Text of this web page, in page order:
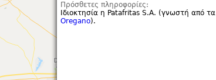
Πρόσθετες πληροφορίες:
Ιδιοκτησία η Patafritas S.A. (γνωστή από τα
Oregano).